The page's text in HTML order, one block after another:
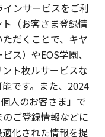
インサービスをご利
（お客さま登録情
だくことで、キヤ
ス）やEOS学園、
ト枚ルサービスな
です。また、2024
人のお客さま」で
ご登録情報などに
化された情報を提